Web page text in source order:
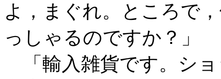
よ，まぐれ。ところで
っしゃるのですか？」
「輸入雑貨です。シ